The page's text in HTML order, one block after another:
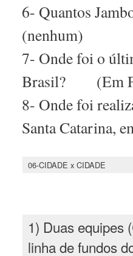
6- Quantos
(nenhum)
7- Onde foi o
Brasil? (Em
8- Onde foi
Santa Catarina,
06-CIDADE x CIDADE
1) Duas equipes
linha de fundos